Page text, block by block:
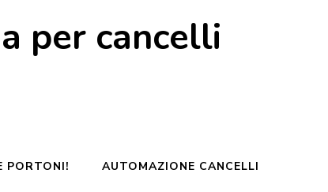
per cancelli
PORTONI! AUTOMAZIONE CANCELLI